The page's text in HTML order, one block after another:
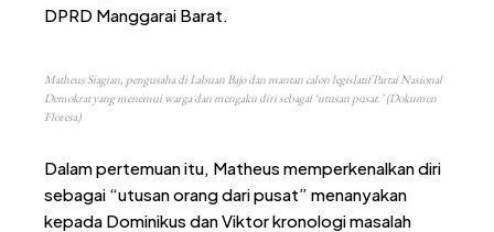
DPRD Manggarai Barat.
Matheus Siagian, pengusaha di Labuan Bajo dan mantan calon legislatif Partai Nasional
Demokrat yang menemui warga dan mengaku diri sebagai ‘utusan pusat.’ (Dokumen
Floresa)
Dalam pertemuan itu, Matheus memperkenalkan diri
sebagai “utusan orang dari pusat” menanyakan
kepada Dominikus dan Viktor kronologi masalah